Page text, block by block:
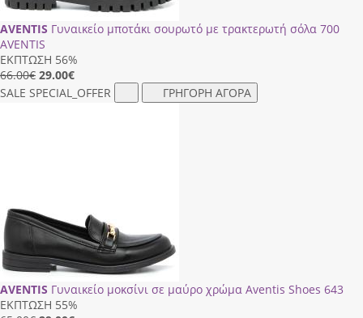
AVENTIS Γυναικείο μποτάκι σουρωτό με τρακτερωτή σόλα 700
AVENTIS
ΕΚΠΤΩΣΗ 56%
66.00€ 29.00€
SALE SPECIAL_OFFER ΓΡΗΓΟΡΗ ΑΓΟΡΑ
AVENTIS Γυναικείο μοκσίνι σε μαύρο χρώμα Aventis Shoes 643
ΕΚΠΤΩΣΗ 55%